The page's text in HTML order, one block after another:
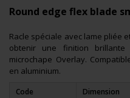
Round edge flex blade
Racle spéciale avec lame pliée
obtenir une finition
microchape Overlay.
en aluminium.
Code Dimension